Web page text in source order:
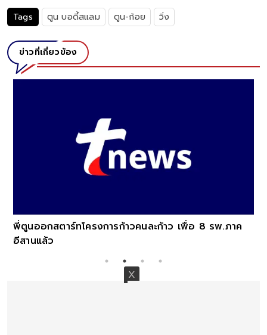
Tags ตูน บอดี้สแลม ตูน-ก้อย วิ่ง
ข่าวที่เกี่ยวข้อง
พี่ตูนออกสตาร์ทโครงการก้าวคนละก้าว เพื่อ 8 รพ.ภาค
อีสานแล้ว